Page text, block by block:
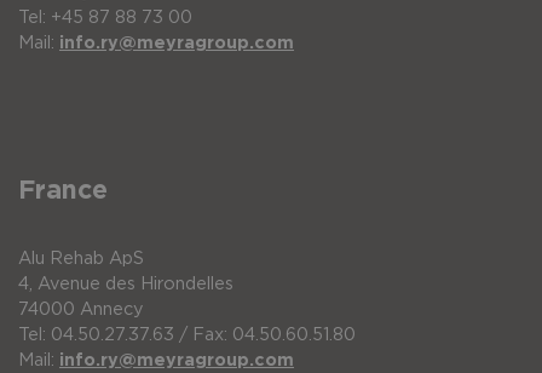
Tel: +45 87 88 73 00
Mail: info.ry@meyragroup.com
France
Alu Rehab ApS
4, Avenue des Hirondelles
74000 Annecy
Tel: 04.50.27.37.63 / Fax: 04.50.60.51.80
Mail: info.ry@meyragroup.com